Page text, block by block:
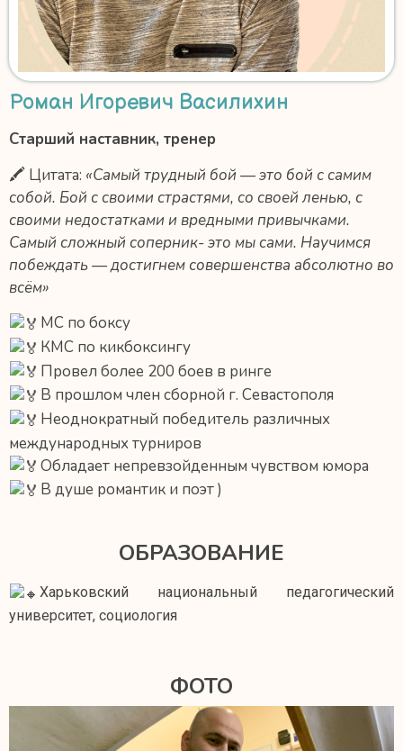
Роман Игоревич Василихин
Cтарший наставник, тренер
🖍 Цитата: «Самый трудный бой — это бой с самим
собой. Бой с своими страстями, со своей ленью, с
своими недостатками и вредными привычками.
Самый сложный соперник- это мы сами. Научимся
побеждать — достигнем совершенства абсолютно во
всём»
МС по боксу
КМС по кикбоксингу
Провел более 200 боев в ринге
В прошлом член сборной г. Севастополя
Неоднократный победитель различных
международных турниров
Обладает непревзойденным чувством юмора
В душе романтик и поэт )
ОБРАЗОВАНИЕ
Харьковский национальный педагогический
университет, социология
ФОТО